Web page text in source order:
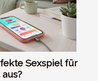
Sexspiel für